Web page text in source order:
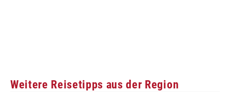
Weitere Reisetipps aus der Region